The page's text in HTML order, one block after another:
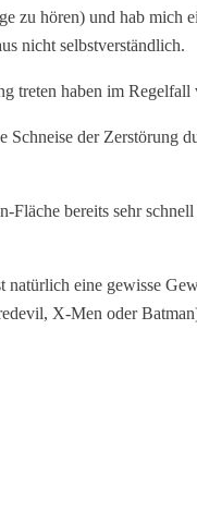
zu hören) und hab mich
nicht selbstverständlich.
treten haben im Regelfall
der Zerstörung
bereits sehr
eine gewisse
X-Men oder